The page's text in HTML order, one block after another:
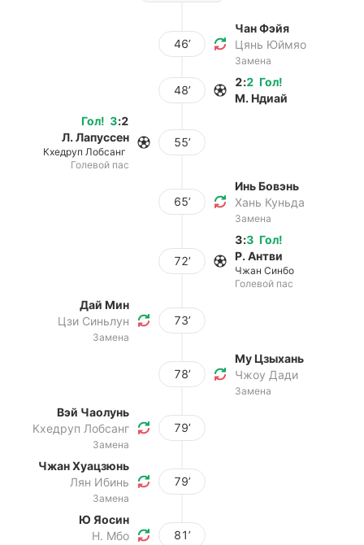
46’
Чан Фэйя
Цянь Юймяо
Замена
48’
Гол!
2:2
М. Ндиай
Гол! 3:2
Л. Лапуссен
Кхедруп Лобсанг
Голевой пас
55’
65’
Инь Бовэнь
Хань Куньда
Замена
72’
Гол!
3:3
Р. Антви
Чжан Синбо
Голевой пас
Дай Мин
Цзи Синьлун
Замена
73’
78’
Му Цзыхань
Чжоу Дади
Замена
Вэй Чаолунь
Кхедруп Лобсанг
Замена
79’
Чжан Хуацзюнь
Лян Ибинь
Замена
79’
Ю Яосин
Н. Мбо
81’